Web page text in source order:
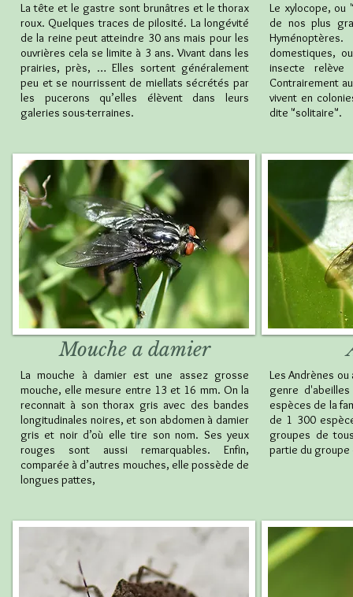
La tête et le gastre sont brunâtres et le thorax
roux. Quelques traces de pilosité. La longévité
de la reine peut atteindre 30 ans mais pour les
ouvrières cela se limite à 3 ans. Vivant dans les
prairies, près, … Elles sortent généralement
peu et se nourrissent de miellats sécrétés par
les pucerons qu’elles élèvent dans leurs
galeries sous-terraines.
Mouche a damier
La mouche à damier est une assez grosse
mouche, elle mesure entre 13 et 16 mm. On la
reconnait à son thorax gris avec des bandes
longitudinales noires, et son abdomen à damier
gris et noir d’où elle tire son nom. Ses yeux
rouges sont aussi remarquables. Enfin,
comparée à d’autres mouches, elle possède de
longues pattes,
Le xylocope, ou
de nos plus
domestiques,
insecte
Contrairement
vivent en
dite "solitaire".
Les Andrènes
genre
espèces de la
de 1 300
groupes de
partie du groupe